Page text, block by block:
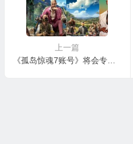
上一篇
《孤岛惊魂7账号》将会专注于在线玩法和长期运营